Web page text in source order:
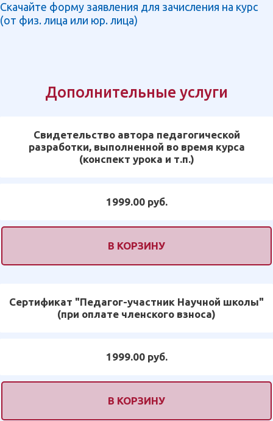
Скачайте форму заявления для зачисления на курс
(от физ. лица или юр. лица)
Дополнительные услуги
Свидетельство автора педагогической
разработки, выполненной во время курса
(конспект урока и т.п.)
1999.00 руб.
В КОРЗИНУ
Сертификат "Педагог-участник Научной школы"
(при оплате членского взноса)
1999.00 руб.
В КОРЗИНУ